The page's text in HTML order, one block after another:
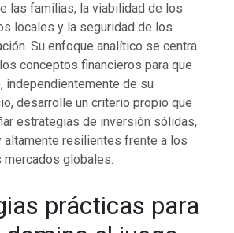
las familias, la viabilidad de los
locales y la seguridad de los
Su enfoque analítico se centra
conceptos financieros para que
independientemente de su
desarrolle un criterio propio que
estrategias de inversión sólidas,
resilientes frente a los
globales.
prácticas para